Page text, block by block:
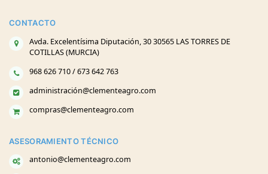
CONTACTO
Avda. Excelentísima Diputación, 30 30565 LAS TORRES DE
COTILLAS (MURCIA)
968 626 710 / 673 642 763
administración@clementeagro.com
compras@clementeagro.com
ASESORAMIENTO TÉCNICO
antonio@clementeagro.com